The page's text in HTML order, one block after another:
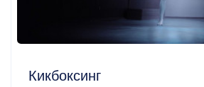
Кикбоксинг